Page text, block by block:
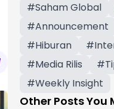
#Saham Global
#Announcement
#Hiburan #
#Media Rilis #
#Weekly Insight
Other Posts You